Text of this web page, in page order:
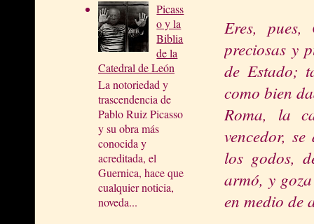
Picass
o y la
Biblia
de la
Catedral de León
La notoriedad y
trascendencia de
Pablo Ruiz Picasso
y su obra más
conocida y
acreditada, el
Guernica, hace que
cualquier noticia,
noveda...
Eres,
preciosas y
de Estado;
como bien
Roma, la
vencedor,
los godos,
armó, y
en medio de